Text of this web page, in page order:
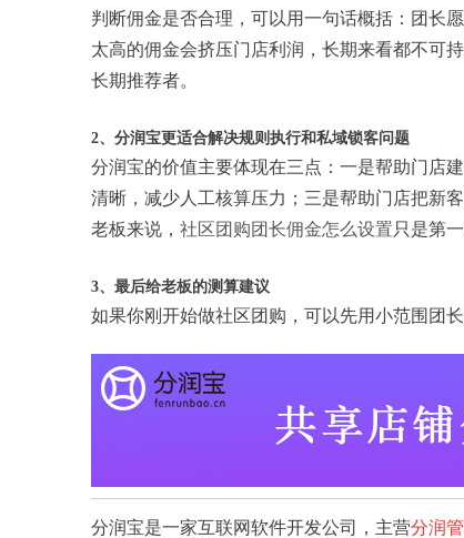
判断佣金是否合理，可以用一句话概括：团长
太高的佣金会挤压门店利润，长期来看都不可
长期推荐者。
2、分润宝更适合解决规则执行和私域锁客问题
分润宝的价值主要体现在三点：一是帮助门店
清晰，减少人工核算压力；三是帮助门店把新
老板来说， 社区团购团长佣金怎么设置 只是第
3、最后给老板的测算建议
如果你刚开始做社区团购，可以先用小范围团
分润宝是一家互联网软件开发公司，主营分润